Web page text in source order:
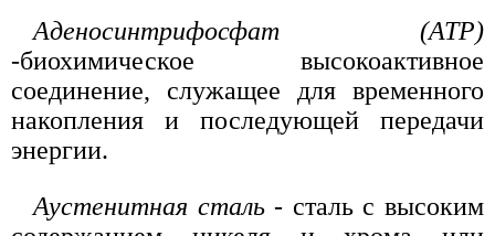
Аденосинтрифосфат (АТР)
-биохимическое высокоактивное
соединение, служащее для временного
накопления и последующей передачи
энергии.
Аустенитная сталь- сталь с высоким